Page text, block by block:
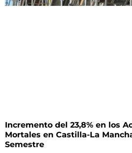
Incremento del 23,8% en los
Mortales en Castilla-La
Semestre